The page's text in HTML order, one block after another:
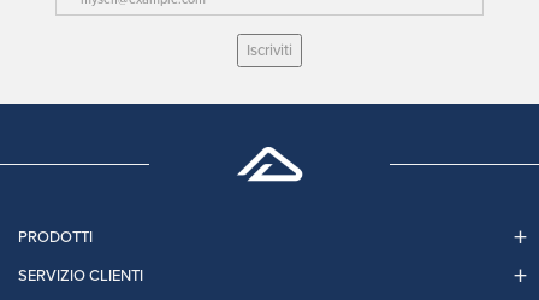
Iscriviti
PRODOTTI
SERVIZIO CLIENTI